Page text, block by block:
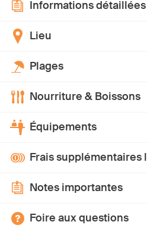
Informations détaillées
Lieu
Plages
Nourriture & Boissons
Équipements
Frais supplémentaires
Notes importantes
Foire aux questions